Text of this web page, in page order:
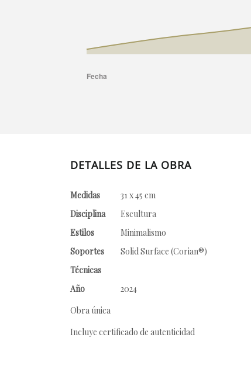
DETALLES DE LA OBRA
Medidas
31 x 45 cm
Disciplina
Escultura
Estilos
Minimalismo
Soportes
Solid Surface (Corian®)
Técnicas
Año
2024
Obra única
Incluye certificado de autenticidad